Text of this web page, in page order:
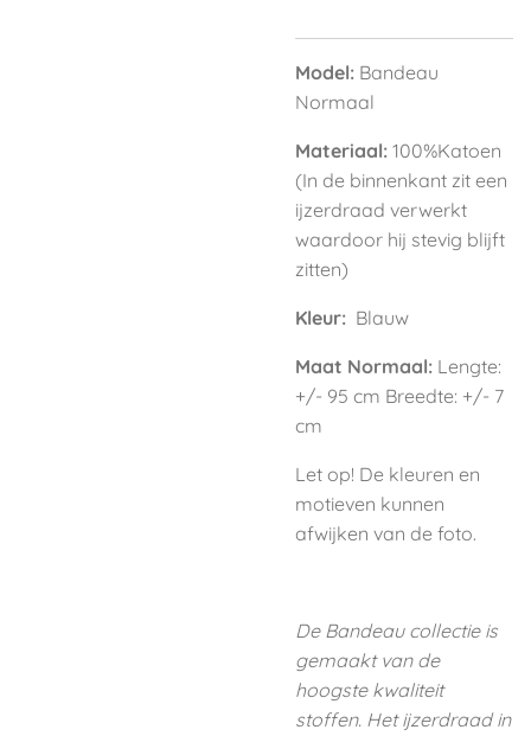
Model: Bandeau
Normaal
Materiaal: 100%Katoen
(In de binnenkant zit een
ijzerdraad verwerkt
waardoor hij stevig blijft
zitten)
Kleur: Blauw
Maat Normaal: Lengte:
+/- 95 cm Breedte: +/- 7
cm
Let op! De kleuren en
motieven kunnen
afwijken van de foto.
De Bandeau collectie is
gemaakt van de
hoogste kwaliteit
stoffen. Het ijzerdraad in